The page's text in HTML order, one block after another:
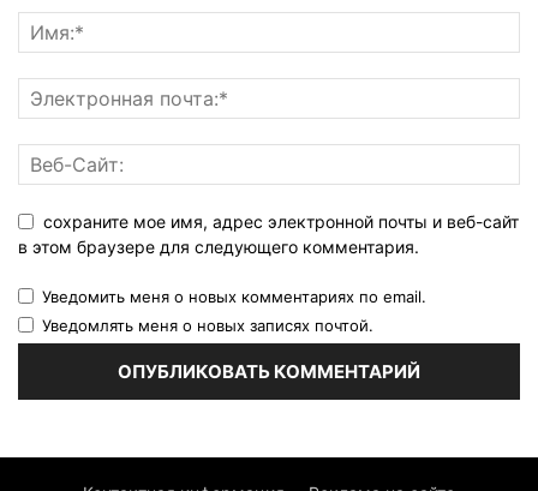
сохраните мое имя, адрес электронной почты и веб-сайт
в этом браузере для следующего комментария.
Уведомить меня о новых комментариях по email.
Уведомлять меня о новых записях почтой.